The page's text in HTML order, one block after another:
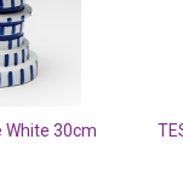
White 30cm